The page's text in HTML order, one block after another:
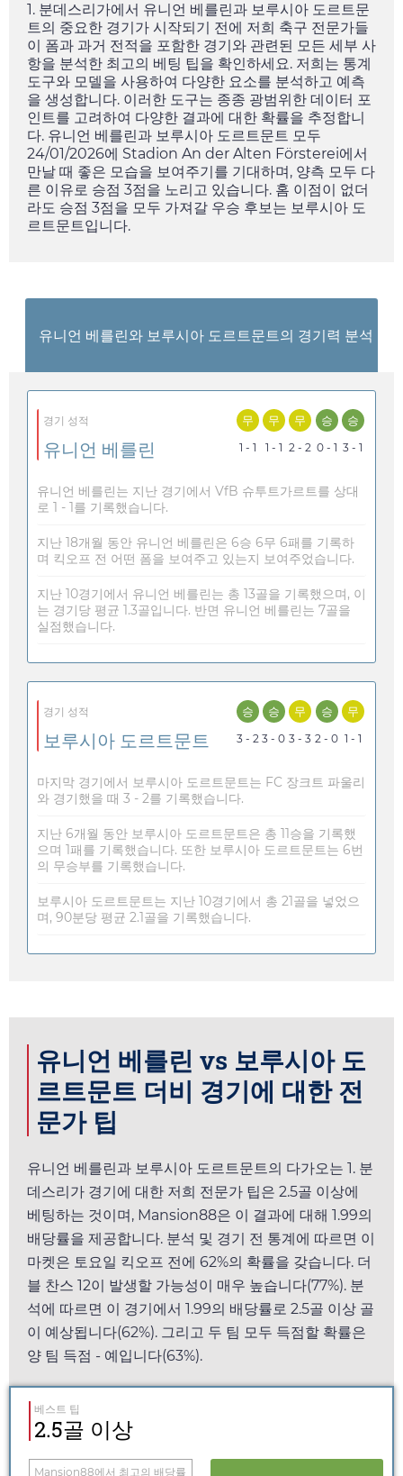
1. 분데스리가에서 유니언 베를린과 보루시아 도르트문
트의 중요한 경기가 시작되기 전에 저희 축구 전문가들
이 폼과 과거 전적을 포함한 경기와 관련된 모든 세부 사
항을 분석한 최고의 베팅 팁을 확인하세요. 저희는 통계
도구와 모델을 사용하여 다양한 요소를 분석하고 예측
을 생성합니다. 이러한 도구는 종종 광범위한 데이터 포
인트를 고려하여 다양한 결과에 대한 확률을 추정합니
다. 유니언 베를린과 보루시아 도르트문트 모두
24/01/2026에 Stadion An der Alten Försterei에서
만날 때 좋은 모습을 보여주기를 기대하며, 양측 모두 다
른 이유로 승점 3점을 노리고 있습니다. 홈 이점이 없더
라도 승점 3점을 모두 가져갈 우승 후보는 보루시아 도
르트문트입니다.
유니언 베를린와 보루시아 도르트문트의 경기력 분석
경기 성적
유니언 베를린
무
1 - 1
무
1 - 1
무
2 - 2
승
0 - 1
승
3 - 1
유니언 베를린는 지난 경기에서 VfB 슈투트가르트를 상대
로 1 - 1를 기록했습니다.
지난 18개월 동안 유니언 베를린은 6승 6무 6패를 기록하
며 킥오프 전 어떤 폼을 보여주고 있는지 보여주었습니다.
지난 10경기에서 유니언 베를린는 총 13골을 기록했으며, 이
는 경기당 평균 1.3골입니다. 반면 유니언 베를린는 7골을
실점했습니다.
경기 성적
보루시아 도르트문트
승
3 - 2
승
3 - 0
무
3 - 3
승
2 - 0
무
1 - 1
마지막 경기에서 보루시아 도르트문트는 FC 장크트 파울리
와 경기했을 때 3 - 2를 기록했습니다.
지난 6개월 동안 보루시아 도르트문트은 총 11승을 기록했
으며 1패를 기록했습니다. 또한 보루시아 도르트문트는 6번
의 무승부를 기록했습니다.
보루시아 도르트문트는 지난 10경기에서 총 21골을 넣었으
며, 90분당 평균 2.1골을 기록했습니다.
유니언 베를린 vs 보루시아 도
르트문트 더비 경기에 대한 전
문가 팁
유니언 베를린과 보루시아 도르트문트의 다가오는 1. 분
데스리가 경기에 대한 저희 전문가 팁은 2.5골 이상에
베팅하는 것이며, Mansion88은 이 결과에 대해 1.99의
배당률을 제공합니다. 분석 및 경기 전 통계에 따르면 이
마켓은 토요일 킥오프 전에 62%의 확률을 갖습니다. 더
블 찬스 12이 발생할 가능성이 매우 높습니다(77%). 분
석에 따르면 이 경기에서 1.99의 배당률로 2.5골 이상 골
이 예상됩니다(62%). 그리고 두 팀 모두 득점할 확률은
양 팀 득점 - 예입니다(63%).
베스트 팁
2.5골 이상
Mansion88에서 최고의 배당률